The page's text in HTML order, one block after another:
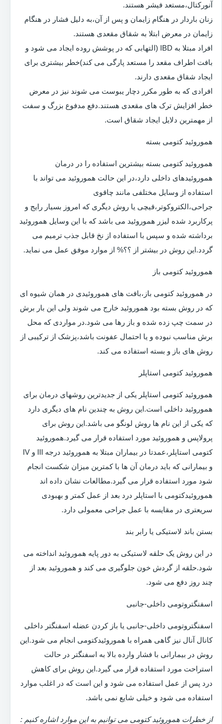
آنورکتال،مستعد فیشر هستند.
زنان باردار در هنگام زایمان و پس از آن،به دلیل فشار در هنگام
زایمان در معرض ابتلا به شقاق مقعدی هستند.
افراد مبتلا به IBD (التهابی که در پوشش روده ایجاد می شود و
بافت اطراف مقعد را مستعد پارگی می کند)خطر بیشتری برای
ایجاد شقاق مقعدی دارند.
افرادی که به طور مکرر دچار یبوست می شوند نیز در معرض
خطر افزایش ترک های مقعدی هستند.دفع مدفوع بزرگ و سفت
از مهمترین دلایل ایجاد شقاق است.
هموروئید کتومی بسته
هموروئید کتومی بسته بیشترین استفاده را در درمان
هموروئیدهای داخلی دارد،در این حالت هموروئید می تواند با
استفاده از وسایل مختلفی مانند چاقوی
جراحی،الکتروکوتر،قیچی یا روش دیگری که امروز بسیار رایج و
پرکاربرد شده لیزر هموروئید می باشد که با این وسایل هموروئید
برداشته شده و سپس با استفاده از نخ قابل جذب ترمیم می
گردد.این روش در بیشتر از ؟؟% از موارد موفق عمل می نماید.
هموروئید کتومی باز
در هموروئید کتومی باز،بافت های هموروئیدی در همان شیوه ای
که در روش بسته بود هموروئید خارج می شوند ولی این بار برش
در سمت چپ زده شده و باز رها می شود.در مواردی که محل
برش مناسب نبوده و یا احتمال عفونت باشد،پزشک از ترکیبی از
روش های باز و بسته استفاده می کند.
هموروئید کتومی استاپلر
هموروئید کتومی استاپلر یکی از جدیدترین روشهای درمان برای
هموروئید داخلی است.این روش به چندین نام های دیگری دارد
که یکی از این نام ها روش لونگو می باشد.این روش برای
پرولاپس و هموروئید مورد استفاده قرار می گیرد.هموروئید
کتومی استاپلر،عمدتا در بیماران مبتلا به هموروئید درجه III و IV
و بیمارانی که باید درمان آن ها با کمترین میزان شکست انجام
شود مورد استفاده قرار می گیرد.مطالعات نشان داده اند
هموروئیدکتومی با استاپلر درد بعد از عمل کمتر و بهبودی
سریعتری در مقایسه با عمل جراحی معمولی دارد.
بستن باند لاستیکی یا رابر بند
در این روش یک حلقه لاستیکی به دور پایه هموروئید انداخته می
شود.حلقه از گردش خون جلوگیری می کند و هموروئید بعد از
چند روز دفع می شود.
اسفنگتروتومی داخلی-جانبی
اسفنگتروتومی داخلی-جانبی یا باز کردن عضله اسفنگتر داخلی
کانال آنال نیز گاهی همراه با هموروئیدکتومی انجام می شود.این
روش در بیمارانی با فشار وارده بالا به اسفنگتر در حالت
استراحت مورد استفاده قرار می گیرد.این روش برای کاهش
درد پس از عمل استفاده می شود و این است که در اغلب موارد
استفاده می شود و خیلی شایع نمی باشد.
از خطرات هموروئید کتومی می توانیم به این موارد اشاره کنیم :